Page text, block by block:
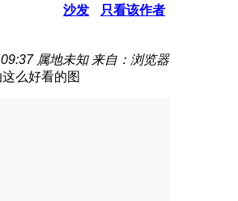
沙发 只看该作者
属地未知 来自：浏览器
么好看的图